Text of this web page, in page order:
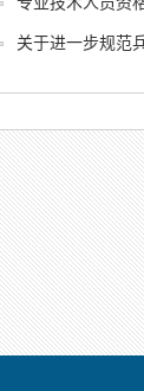
关于进一步规范